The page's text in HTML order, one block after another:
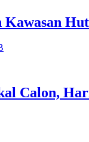
Kawasan
Calon,